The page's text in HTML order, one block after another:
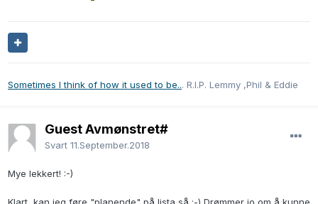
Sometimes I think of how it used to be... R.I.P. Lemmy ,Phil & Eddie
Guest Avmønstret#
Svart 11.September.2018
Mye lekkert! :-)